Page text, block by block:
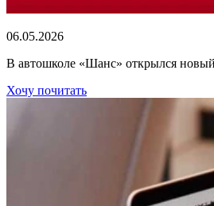
06.05.2026
В автошколе «Шанс» открылся
Хочу почитать